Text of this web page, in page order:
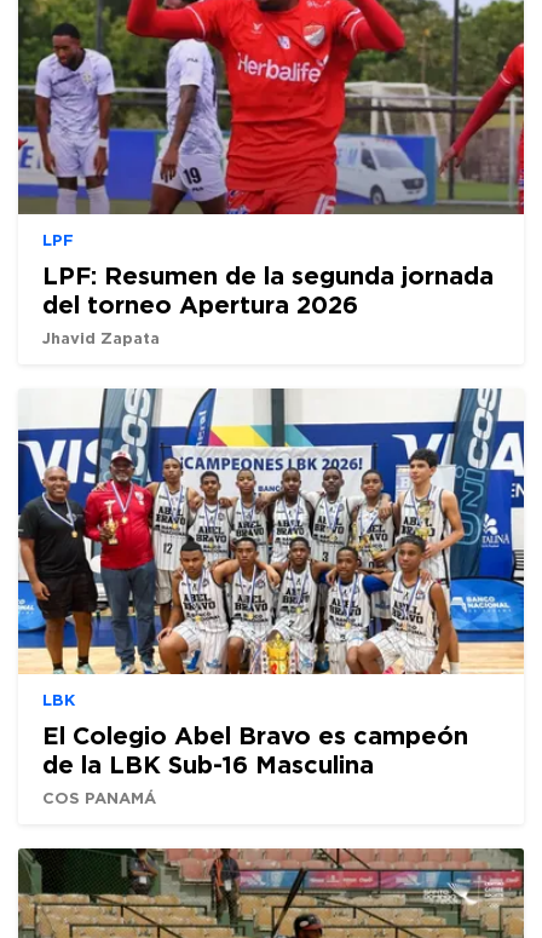
LPF
LPF: Resumen de la segunda jornada
del torneo Apertura 2026
Jhavid Zapata
LBK
El Colegio Abel Bravo es campeón
de la LBK Sub-16 Masculina
COS PANAMÁ